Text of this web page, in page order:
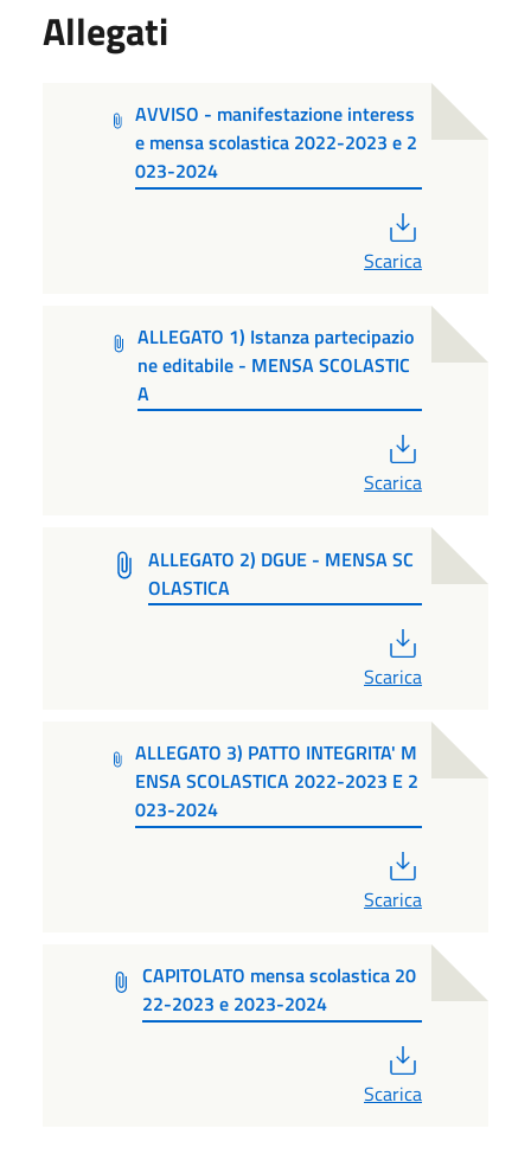
Allegati
AVVISO - manifestazione interess
e mensa scolastica 2022-2023 e 2
023-2024
Scarica
ALLEGATO 1) Istanza partecipazio
ne editabile - MENSA SCOLASTIC
A
Scarica
ALLEGATO 2) DGUE - MENSA SC
OLASTICA
Scarica
ALLEGATO 3) PATTO INTEGRITA' M
ENSA SCOLASTICA 2022-2023 E 2
023-2024
Scarica
CAPITOLATO mensa scolastica 20
22-2023 e 2023-2024
Scarica